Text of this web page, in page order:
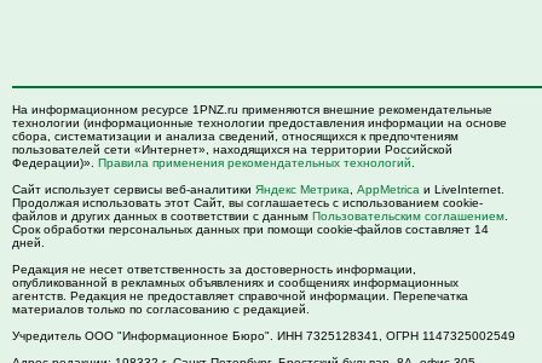
На информационном ресурсе 1PNZ.ru применяются внешние рекомендательные
технологии (информационные технологии предоставления информации на основе
сбора, систематизации и анализа сведений, относящихся к предпочтениям
пользователей сети «Интернет», находящихся на территории Российской
Федерации)». Правила применения рекомендательных технологий
Сайт использует сервисы веб-аналитики Яндекс Метрика AppMetrica и LiveInternet.
Продолжая использовать этот Сайт, вы соглашаетесь с использованием cookie-
файлов и других данных в соответствии с данным Пользовательским соглашением
Срок обработки персональных данных при помощи cookie-файлов составляет 14
дней.
Редакция не несет ответственность за достоверность информации,
опубликованной в рекламных объявлениях и сообщениях информационных
агентств. Редакция не предоставляет справочной информации. Перепечатка
материалов только по согласованию с редакцией.
Учредитель ООО "Информационное Бюро". ИНН 7325128341, ОГРН 1147325002549